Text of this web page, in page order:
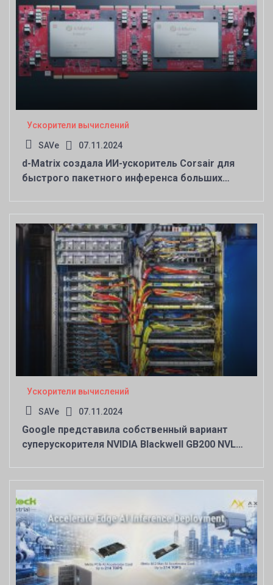
Ускорители вычислений
SAVe 07.11.2024
d-Matrix создала ИИ-ускоритель Corsair для
быстрого пакетного инференса больших
Ускорители вычислений
SAVe 07.11.2024
Google представила собственный вариант
суперускорителя NVIDIA Blackwell GB200 NVL